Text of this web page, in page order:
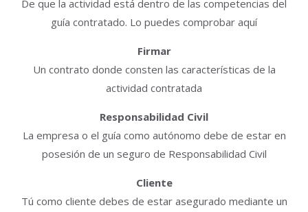
De que la actividad está dentro de las competencias del
guía contratado. Lo puedes comprobar aquí
Firmar
Un contrato donde consten las características de la
actividad contratada
Responsabilidad Civil
La empresa o el guía como autónomo debe de estar en
posesión de un seguro de Responsabilidad Civil
Cliente
Tú como cliente debes de estar asegurado mediante un